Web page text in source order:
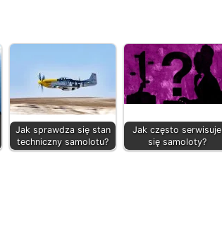
Jak sprawdza się stan
techniczny samolotu?
Jak często serwisuje
się samoloty?